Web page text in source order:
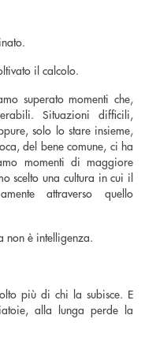
il calcolo.
superato momenti che,
Situazioni difficili,
solo lo stare insieme,
del bene comune, ci ha
momenti di maggiore
scelto una cultura in cui il
attraverso quello
non è intelligenza.
più di chi la subisce. E
alla lunga perde la